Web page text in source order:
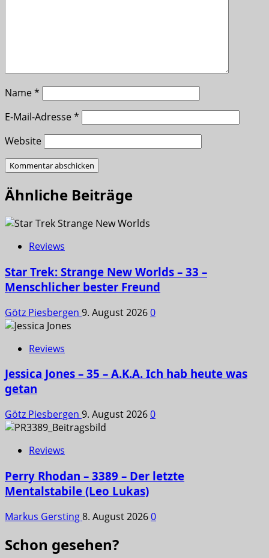
Name*
E-Mail-Adresse*
Website
Ähnliche Beiträge
Reviews
Star Trek: Strange New Worlds – 33 –
Menschlicher bester Freund
Götz Piesbergen 9. August 20260
Reviews
Jessica Jones – 35 – A.K.A. Ich hab heute was
getan
Götz Piesbergen 9. August 20260
Reviews
Perry Rhodan – 3389 – Der letzte
Mentalstabile (Leo Lukas)
Markus Gersting8. August 20260
Schon gesehen?